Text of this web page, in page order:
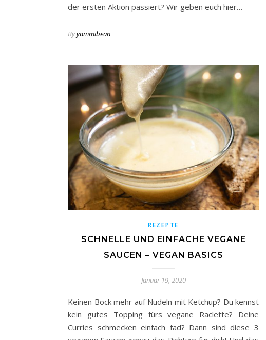
der ersten Aktion passiert? Wir geben euch hier…
Byyammibean
REZEPTE
SCHNELLE UND EINFACHE VEGANE
SAUCEN – VEGAN BASICS
Januar 19, 2020
Keinen Bock mehr auf Nudeln mit Ketchup? Du kennst
kein gutes Topping fürs vegane Raclette? Deine
Curries schmecken einfach fad? Dann sind diese 3